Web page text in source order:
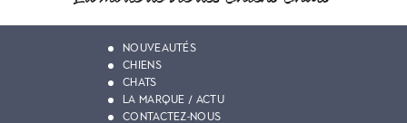
NOUVEAUTÉS
CHIENS
CHATS
LA MARQUE / ACTU
CONTACTEZ-NOUS